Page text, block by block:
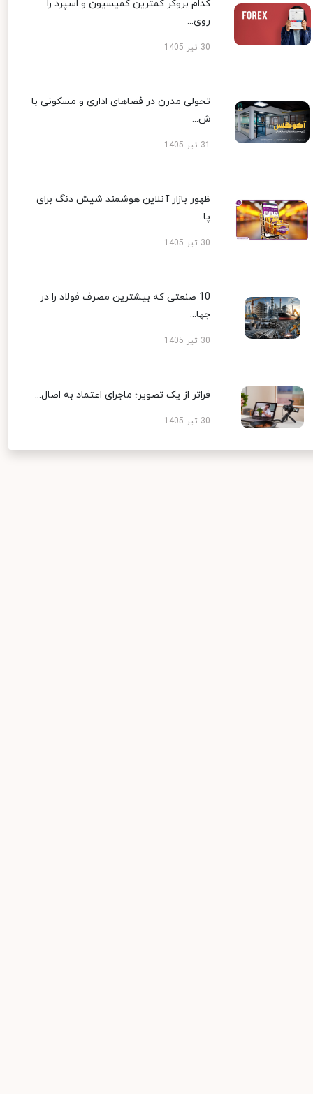
کدام بروکر کمترین کمیسیون و اسپرد را
روی...
30 تیر 1405
تحولی مدرن در فضاهای اداری و مسکونی با
ش...
ظهور بازار آنلاین هوشمند شیش دنگ برای
پا...
30 تیر 1405
10 صنعتی که بیشترین مصرف فولاد را در
جها...
30 تیر 1405
فراتر از یک تصویر؛ ماجرای اعتماد به اصال...
30 تیر 1405